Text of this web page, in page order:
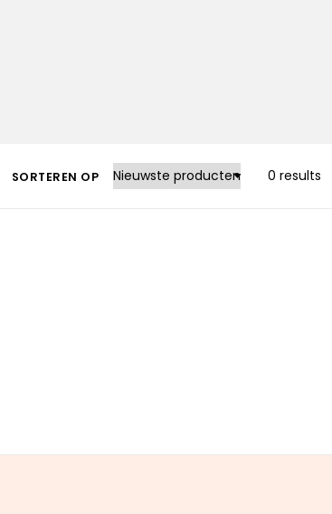
SORTEREN OP 0 results